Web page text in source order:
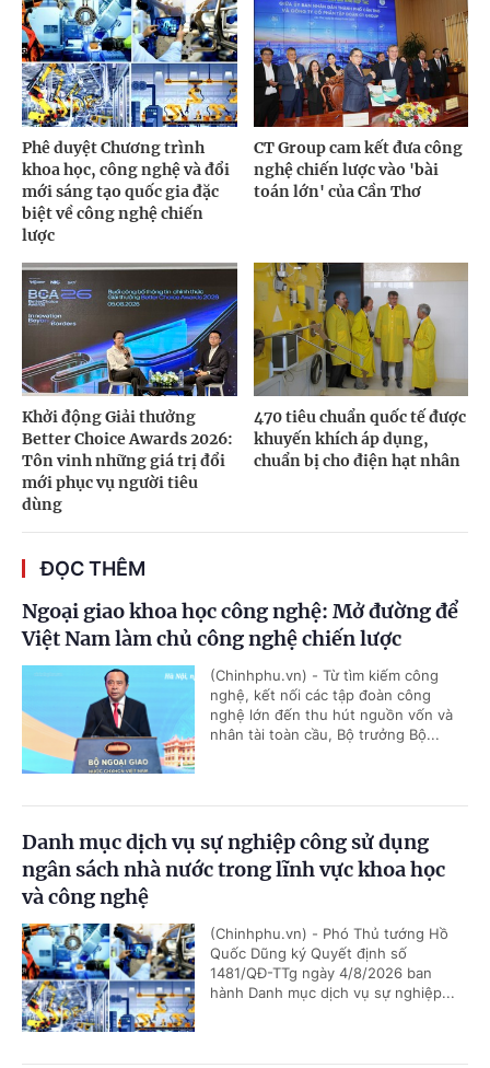
Phê duyệt Chương trình
khoa học, công nghệ và đổi
mới sáng tạo quốc gia đặc
biệt về công nghệ chiến
lược
CT Group cam kết đưa công
nghệ chiến lược vào 'bài
toán lớn' của Cần Thơ
Khởi động Giải thưởng
Better Choice Awards 2026:
Tôn vinh những giá trị đổi
mới phục vụ người tiêu
dùng
470 tiêu chuẩn quốc tế được
khuyến khích áp dụng,
chuẩn bị cho điện hạt nhân
ĐỌC THÊM
Ngoại giao khoa học công nghệ: Mở đường để
Việt Nam làm chủ công nghệ chiến lược
(Chinhphu.vn) - Từ tìm kiếm công
nghệ, kết nối các tập đoàn công
nghệ lớn đến thu hút nguồn vốn và
nhân tài toàn cầu, Bộ trưởng Bộ...
Danh mục dịch vụ sự nghiệp công sử dụng
ngân sách nhà nước trong lĩnh vực khoa học
và công nghệ
(Chinhphu.vn) - Phó Thủ tướng Hồ
Quốc Dũng ký Quyết định số
1481/QĐ-TTg ngày 4/8/2026 ban
hành Danh mục dịch vụ sự nghiệp...